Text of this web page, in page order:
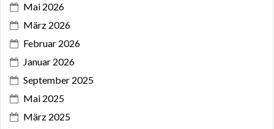
Mai 2026
März 2026
Februar 2026
Januar 2026
September 2025
Mai 2025
März 2025